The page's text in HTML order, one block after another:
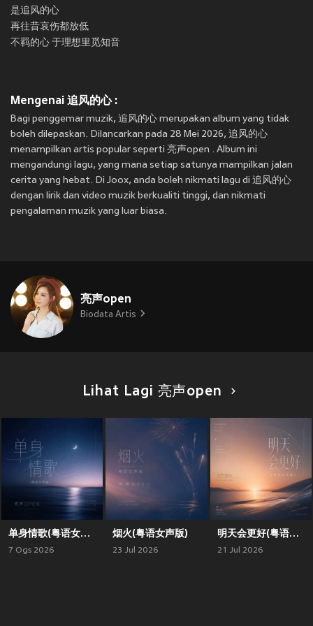
是追风的心
再往昔哀伤都放低
不羁的心 于理想里觅知音
Mengenai 追风的心 :
Bagi penggemar muzik, 追风的心 merupakan album yang tidak
boleh dilepaskan. Dilancarkan pada 28 Mei 2026, 追风的心
menampilkan artis popular seperti 亮声open . Album ini
mengandungi lagu, yang mana setiap satunya mampilkan jalan
cerita yang hebat. Di Joox, anda boleh nikmati lagu di 追风的心
dengan lirik dan video muzik berkualiti tinggi, dan nikmati
pengalaman muzik yang luar biasa.
亮声open
Biodata Artis
Lihat Lagi 亮声open
单身情歌(粤语女声版)
7 Ogs 2026
烟火(粤语女声版)
23 Jul 2026
明天会更好(粤语女声版)
21 Jul 2026